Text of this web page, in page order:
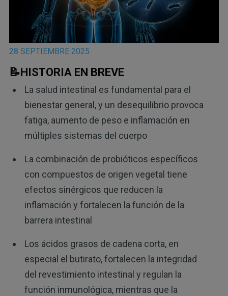
28 SEPTIEMBRE 2025
📝HISTORIA EN BREVE
La salud intestinal es fundamental para el
bienestar general, y un desequilibrio provoca
fatiga, aumento de peso e inflamación en
múltiples sistemas del cuerpo
La combinación de probióticos específicos
con compuestos de origen vegetal tiene
efectos sinérgicos que reducen la
inflamación y fortalecen la función de la
barrera intestinal
Los ácidos grasos de cadena corta, en
especial el butirato, fortalecen la integridad
del revestimiento intestinal y regulan la
función inmunológica, mientras que la